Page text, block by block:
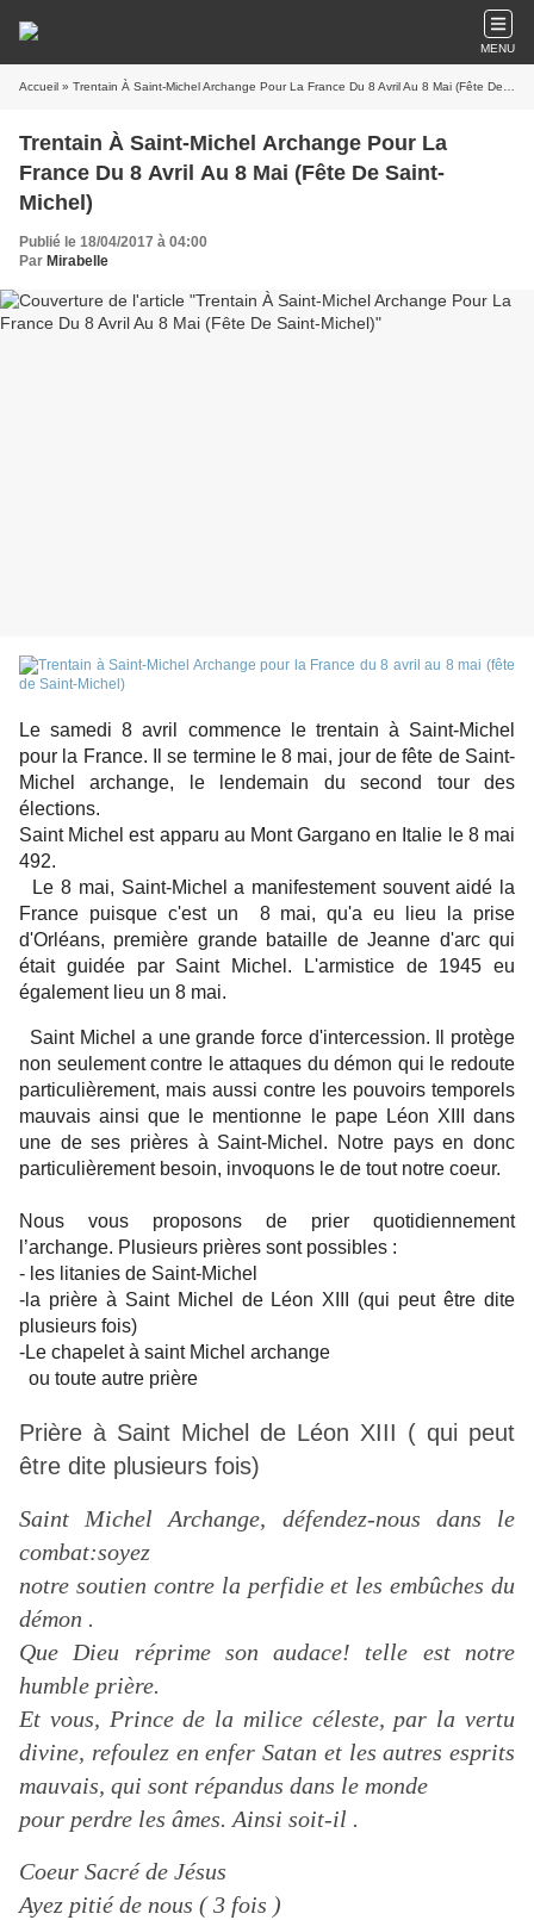
MENU
Accueil » Trentain À Saint-Michel Archange Pour La France Du 8 Avril Au 8 Mai (Fête De Saint-Michel)
Trentain À Saint-Michel Archange Pour La
France Du 8 Avril Au 8 Mai (Fête De Saint-
Michel)
Publié le 18/04/2017 à 04:00
Par Mirabelle
Le samedi 8 avril commence le trentain à Saint-Michel
pour la France. Il se termine le 8 mai, jour de fête de Saint-
Michel archange, le lendemain du second tour des
élections.
Saint Michel est apparu au Mont Gargano en Italie le 8 mai
492.
Le 8 mai, Saint-Michel a manifestement souvent aidé la
France puisque c'est un 8 mai, qu'a eu lieu la prise
d'Orléans, première grande bataille de Jeanne d'arc qui
était guidée par Saint Michel. L'armistice de 1945 eu
également lieu un 8 mai.
Saint Michel a une grande force d'intercession. Il protège
non seulement contre le attaques du démon qui le redoute
particulièrement, mais aussi contre les pouvoirs temporels
mauvais ainsi que le mentionne le pape Léon XIII dans
une de ses prières à Saint-Michel. Notre pays en donc
particulièrement besoin, invoquons le de tout notre coeur.
Nous vous proposons de prier quotidiennement
l’archange. Plusieurs prières sont possibles :
- les litanies de Saint-Michel
-la prière à Saint Michel de Léon XIII (qui peut être dite
plusieurs fois)
-Le chapelet à saint Michel archange
ou toute autre prière
Prière à Saint Michel de Léon XIII ( qui peut
être dite plusieurs fois)
Saint Michel Archange, défendez-nous dans le
combat:soyez
notre soutien contre la perfidie et les embûches du
démon .
Que Dieu réprime son audace! telle est notre
humble prière.
Et vous, Prince de la milice céleste, par la vertu
divine, refoulez en enfer Satan et les autres esprits
mauvais, qui sont répandus dans le monde
pour perdre les âmes. Ainsi soit-il .
Coeur Sacré de Jésus
Ayez pitié de nous ( 3 fois )